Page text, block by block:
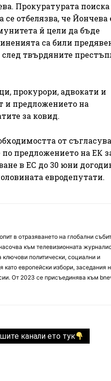
Прокуратурата поиска
отбелязва, че Йончева
й цели да бъде
са били
твърдяните
прокурори, адвокати и
и предложението на
за ковид.
от
предложението на ЕК
в ЕС до 30 юни
евродепутати.
в отразяването на глобални
към телевизионната
ключови политически, социални и
европейски избори, заседания
От 2023 се присъединява към
канали ето тук